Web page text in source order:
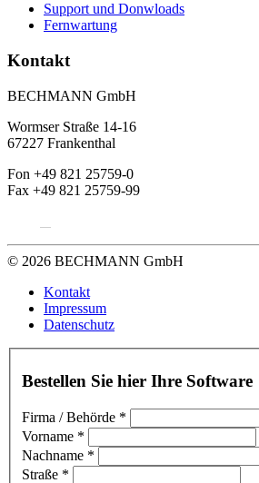
Support und Donwloads
Fernwartung
Kontakt
BECHMANN GmbH
Wormser Straße 14-16
67227 Frankenthal
Fon +49 821 25759-0
Fax +49 821 25759-99
© 2026 BECHMANN GmbH
Kontakt
Impressum
Datenschutz
Bestellen Sie hier Ihre Software
Firma / Behörde *
Vorname *
Nachname *
Straße *